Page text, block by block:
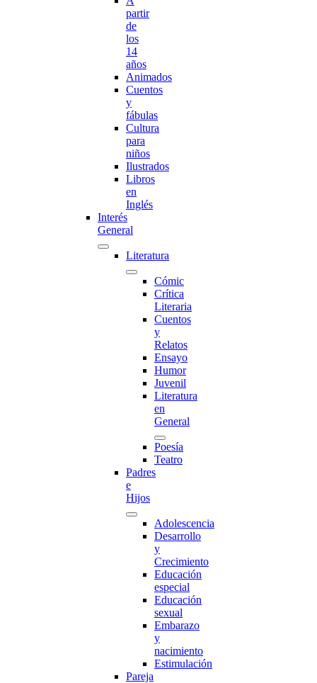
partir
de
los
14
años
Animados
Cuentos
y
fábulas
Cultura
para
niños
Ilustrados
Libros
en
Inglés
Interés
General
Literatura
Cómic
Crítica
Literaria
Cuentos
y
Relatos
Ensayo
Humor
Juvenil
Literatura
en
General
Poesía
Teatro
Padres
e
Hijos
Adolescencia
Desarrollo
y
Crecimiento
Educación
especial
Educación
sexual
Embarazo
y
nacimiento
Estimulación
Pareja